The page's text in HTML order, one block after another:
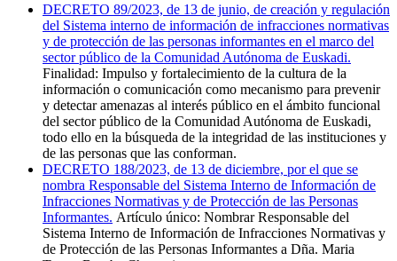
DECRETO 89/2023, de 13 de junio, de creación y regulación
del Sistema interno de información de infracciones normativas
y de protección de las personas informantes en el marco del
sector público de la Comunidad Autónoma de Euskadi.
Finalidad: Impulso y fortalecimiento de la cultura de la
información o comunicación como mecanismo para prevenir
y detectar amenazas al interés público en el ámbito funcional
del sector público de la Comunidad Autónoma de Euskadi,
todo ello en la búsqueda de la integridad de las instituciones y
de las personas que las conforman.
DECRETO 188/2023, de 13 de diciembre, por el que se
nombra Responsable del Sistema Interno de Información de
Infracciones Normativas y de Protección de las Personas
Informantes. Artículo único: Nombrar Responsable del
Sistema Interno de Información de Infracciones Normativas y
de Protección de las Personas Informantes a Dña. Maria